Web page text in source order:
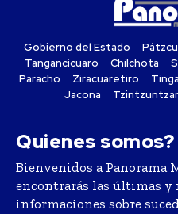
Gobierno del Estado
Tangancícuaro
Chilchota
Paracho
Ziracuaretiro
Jacona
Quienes somos?
Bienvenidos a Panorama
encontrarás las últimas y
informaciones sobre